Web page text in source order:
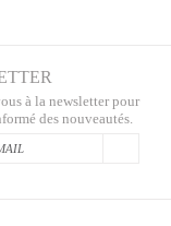
à la newsletter pour
des nouveautés.